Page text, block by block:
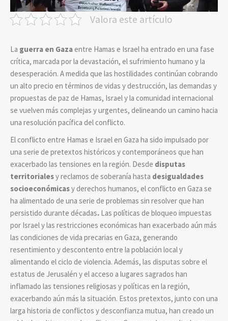
Valora este artículo
La guerra en Gazaentre Hamas e Israel ha entrado en una fase
crítica, marcada por la devastación, el sufrimiento humano y la
desesperación. A medida que las hostilidades continúan cobrando
un alto precio en términos de vidas y destrucción, las demandas y
propuestas de paz de Hamas, Israel y la comunidad internacional
se vuelven más complejas y urgentes, delineando un camino hacia
una resolución pacífica del conflicto.
El conflicto entre Hamas e Israel en Gaza ha sido impulsado por
una serie de pretextos históricos y contemporáneos que han
exacerbado las tensiones en la región. Desde disputas
territorialesy reclamos de soberanía hasta desigualdades
socioeconómicasy derechos humanos, el conflicto en Gaza se
ha alimentado de una serie de problemas sin resolver que han
persistido durante décadas. Las políticas de bloqueo impuestas
por Israel y las restricciones económicas han exacerbado aún más
las condiciones de vida precarias en Gaza, generando
resentimiento y descontento entre la población local y
alimentando el ciclo de violencia. Además, las disputas sobre el
estatus de Jerusalén y el acceso a lugares sagrados han
inflamado las tensiones religiosas y políticas en la región,
exacerbando aún más la situación. Estos pretextos, junto con una
larga historia de conflictos y desconfianza mutua, han creado un